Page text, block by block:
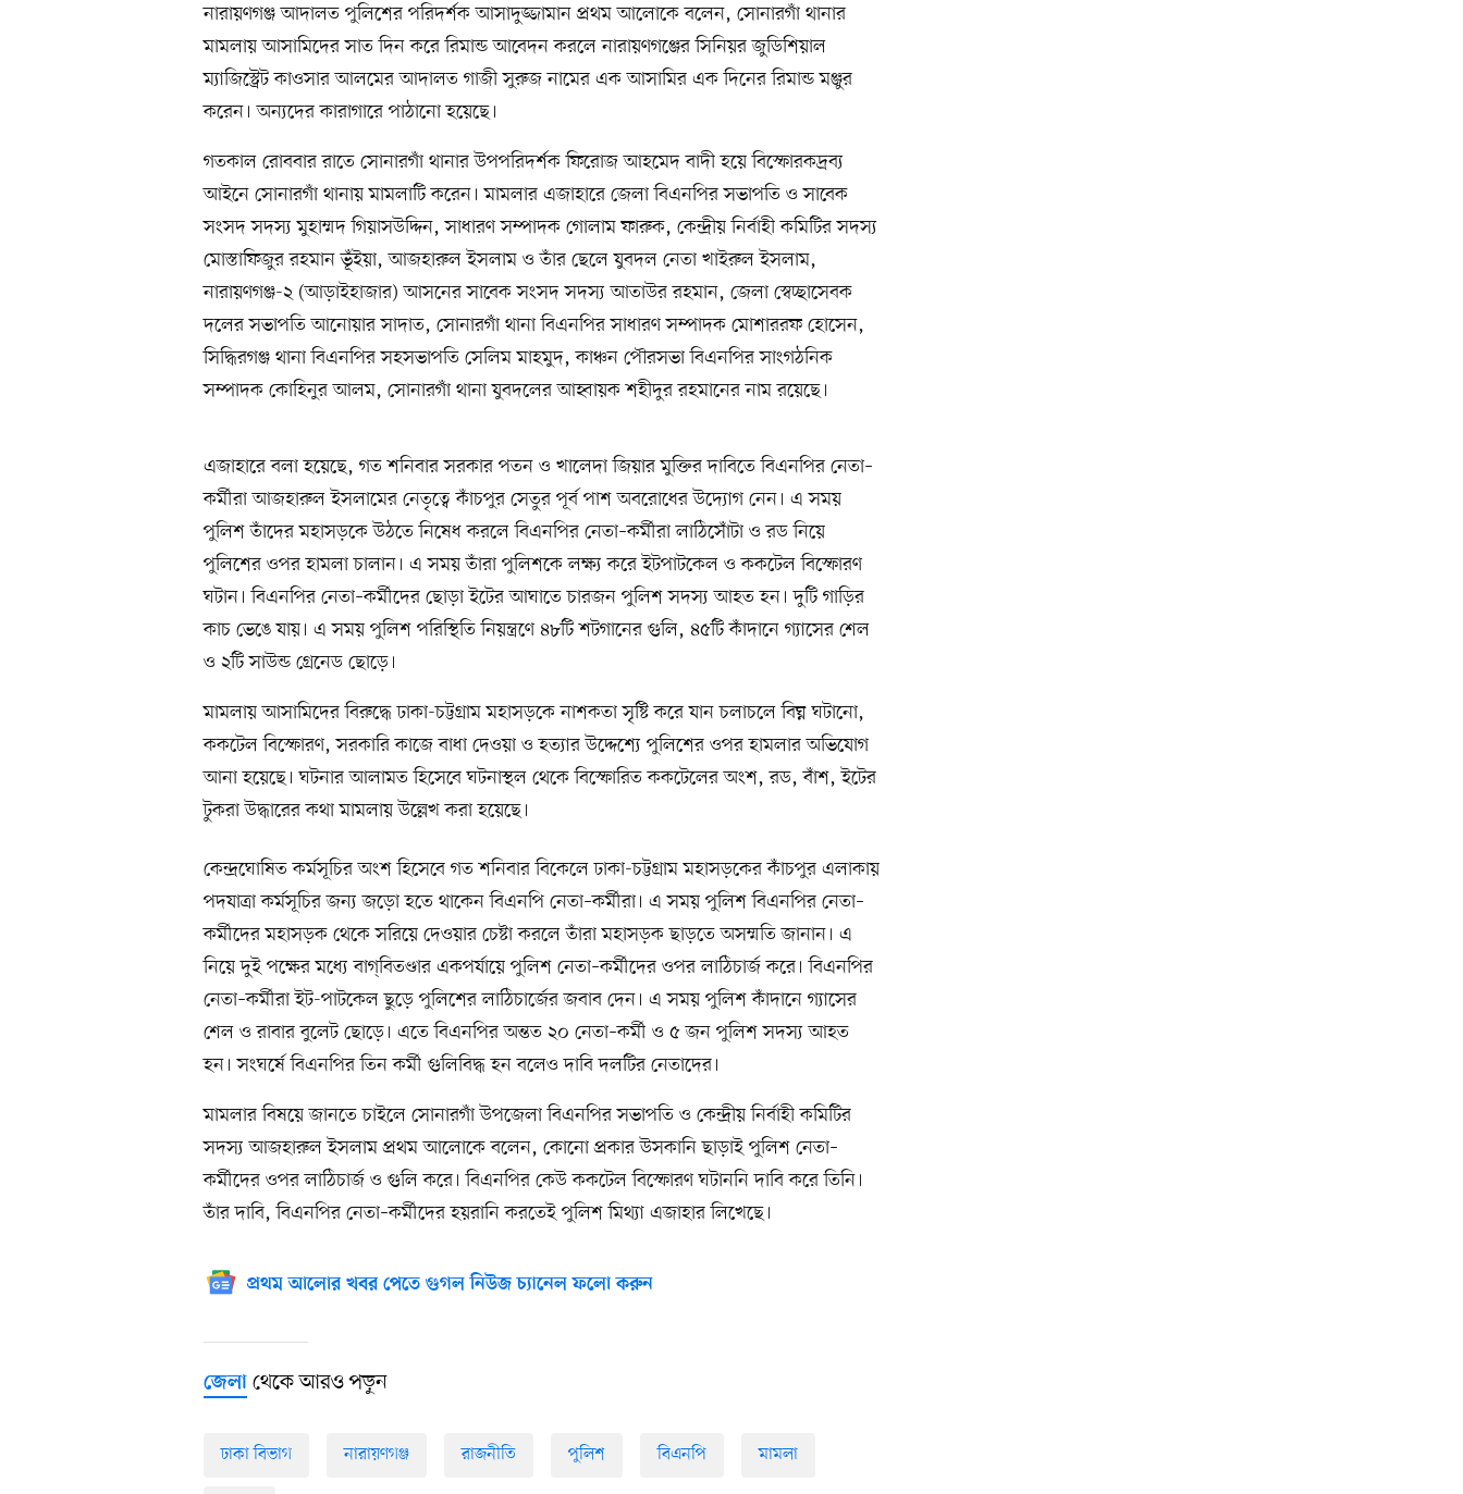
নারায়ণগঞ্জ আদালত পুলিশের পরিদর্শক আসাদুজ্জামান প্রথম আলোকে বলেন, সোনারগাঁ থানার
মামলায় আসামিদের সাত দিন করে রিমান্ড আবেদন করলে নারায়ণগঞ্জের সিনিয়র জুডিশিয়াল
ম্যাজিস্ট্রেট কাওসার আলমের আদালত গাজী সুরুজ নামের এক আসামির এক দিনের রিমান্ড মঞ্জুর
করেন। অন্যদের কারাগারে পাঠানো হয়েছে।
গতকাল রোববার রাতে সোনারগাঁ থানার উপপরিদর্শক ফিরোজ আহমেদ বাদী হয়ে বিস্ফোরকদ্রব্য
আইনে সোনারগাঁ থানায় মামলাটি করেন। মামলার এজাহারে জেলা বিএনপির সভাপতি ও সাবেক
সংসদ সদস্য মুহাম্মদ গিয়াসউদ্দিন, সাধারণ সম্পাদক গোলাম ফারুক, কেন্দ্রীয় নির্বাহী কমিটির সদস্য
মোস্তাফিজুর রহমান ভূঁইয়া, আজহারুল ইসলাম ও তাঁর ছেলে যুবদল নেতা খাইরুল ইসলাম,
নারায়ণগঞ্জ-২ (আড়াইহাজার) আসনের সাবেক সংসদ সদস্য আতাউর রহমান, জেলা স্বেচ্ছাসেবক
দলের সভাপতি আনোয়ার সাদাত, সোনারগাঁ থানা বিএনপির সাধারণ সম্পাদক মোশাররফ হোসেন,
সিদ্ধিরগঞ্জ থানা বিএনপির সহসভাপতি সেলিম মাহমুদ, কাঞ্চন পৌরসভা বিএনপির সাংগঠনিক
সম্পাদক কোহিনুর আলম, সোনারগাঁ থানা যুবদলের আহ্বায়ক শহীদুর রহমানের নাম রয়েছে।
এজাহারে বলা হয়েছে, গত শনিবার সরকার পতন ও খালেদা জিয়ার মুক্তির দাবিতে বিএনপির নেতা–
কর্মীরা আজহারুল ইসলামের নেতৃত্বে কাঁচপুর সেতুর পূর্ব পাশ অবরোধের উদ্যোগ নেন। এ সময়
পুলিশ তাঁদের মহাসড়কে উঠতে নিষেধ করলে বিএনপির নেতা–কর্মীরা লাঠিসোঁটা ও রড নিয়ে
পুলিশের ওপর হামলা চালান। এ সময় তাঁরা পুলিশকে লক্ষ্য করে ইটপাটকেল ও ককটেল বিস্ফোরণ
ঘটান। বিএনপির নেতা–কর্মীদের ছোড়া ইটের আঘাতে চারজন পুলিশ সদস্য আহত হন। দুটি গাড়ির
কাচ ভেঙে যায়। এ সময় পুলিশ পরিস্থিতি নিয়ন্ত্রণে ৪৮টি শটগানের গুলি, ৪৫টি কাঁদানে গ্যাসের শেল
ও ২টি সাউন্ড গ্রেনেড ছোড়ে।
মামলায় আসামিদের বিরুদ্ধে ঢাকা-চট্টগ্রাম মহাসড়কে নাশকতা সৃষ্টি করে যান চলাচলে বিঘ্ন ঘটানো,
ককটেল বিস্ফোরণ, সরকারি কাজে বাধা দেওয়া ও হত্যার উদ্দেশ্যে পুলিশের ওপর হামলার অভিযোগ
আনা হয়েছে। ঘটনার আলামত হিসেবে ঘটনাস্থল থেকে বিস্ফোরিত ককটেলের অংশ, রড, বাঁশ, ইটের
টুকরা উদ্ধারের কথা মামলায় উল্লেখ করা হয়েছে।
কেন্দ্রঘোষিত কর্মসূচির অংশ হিসেবে গত শনিবার বিকেলে ঢাকা-চট্টগ্রাম মহাসড়কের কাঁচপুর এলাকায়
পদযাত্রা কর্মসূচির জন্য জড়ো হতে থাকেন বিএনপি নেতা–কর্মীরা। এ সময় পুলিশ বিএনপির নেতা–
কর্মীদের মহাসড়ক থেকে সরিয়ে দেওয়ার চেষ্টা করলে তাঁরা মহাসড়ক ছাড়তে অসম্মতি জানান। এ
নিয়ে দুই পক্ষের মধ্যে বাগ্‌বিতণ্ডার একপর্যায়ে পুলিশ নেতা–কর্মীদের ওপর লাঠিচার্জ করে। বিএনপির
নেতা–কর্মীরা ইট-পাটকেল ছুড়ে পুলিশের লাঠিচার্জের জবাব দেন। এ সময় পুলিশ কাঁদানে গ্যাসের
শেল ও রাবার বুলেট ছোড়ে। এতে বিএনপির অন্তত ২০ নেতা–কর্মী ও ৫ জন পুলিশ সদস্য আহত
হন। সংঘর্ষে বিএনপির তিন কর্মী গুলিবিদ্ধ হন বলেও দাবি দলটির নেতাদের।
মামলার বিষয়ে জানতে চাইলে সোনারগাঁ উপজেলা বিএনপির সভাপতি ও কেন্দ্রীয় নির্বাহী কমিটির
সদস্য আজহারুল ইসলাম প্রথম আলোকে বলেন, কোনো প্রকার উসকানি ছাড়াই পুলিশ নেতা–
কর্মীদের ওপর লাঠিচার্জ ও গুলি করে। বিএনপির কেউ ককটেল বিস্ফোরণ ঘটাননি দাবি করে তিনি।
তাঁর দাবি, বিএনপির নেতা–কর্মীদের হয়রানি করতেই পুলিশ মিথ্যা এজাহার লিখেছে।
প্রথম আলোর খবর পেতে গুগল নিউজ চ্যানেল ফলো করুন
জেলা থেকে আরও পড়ুন
ঢাকা বিভাগ নারায়ণগঞ্জ রাজনীতি পুলিশ বিএনপি মামলা